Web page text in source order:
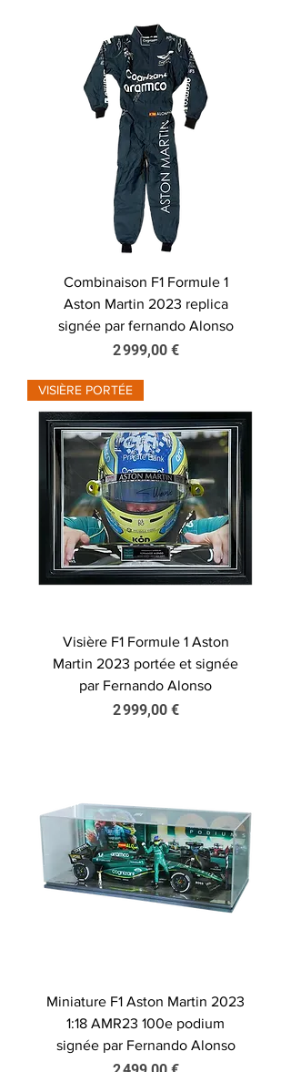
Combinaison F1 Formule 1
Aston Martin 2023 replica
signée par fernando Alonso
Prix
2 999,00 €
VISIÈRE PORTÉE
Visière F1 Formule 1 Aston
Martin 2023 portée et signée
par Fernando Alonso
Prix
2 999,00 €
Miniature F1 Aston Martin 2023
1:18 AMR23 100e podium
signée par Fernando Alonso
Prix